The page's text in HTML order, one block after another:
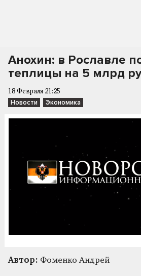
Анохин: в Рославле
теплицы на 5 млрд
18 Февраля 21:25
Новости Экономика
Автор: Фоменко Андрей